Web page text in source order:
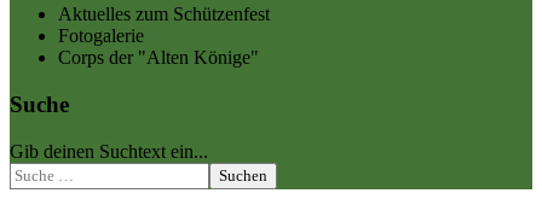
Aktuelles zum Schützenfest
Fotogalerie
Corps der "Alten Könige"
Suche
Gib deinen Suchtext ein...
Suchen